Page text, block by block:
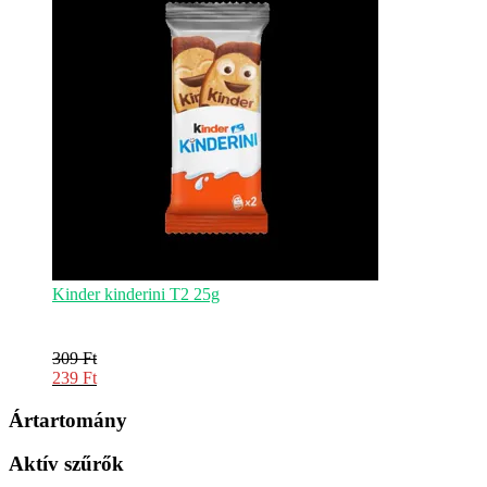
Kinder kinderini T2 25g
309Ft
Original
was:
239 Ft
price
239 Ft.
Ártartomány
Aktív szűrők